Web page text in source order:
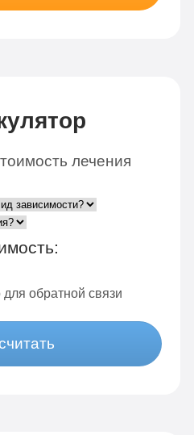
лечения
обратной связи